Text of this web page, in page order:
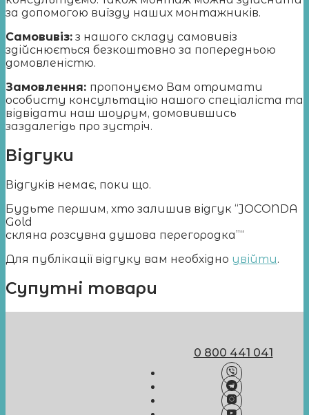
за допомогою виїзду наших монтажників.
Самовивіз: з нашого складу самовивіз
здійснюється безкоштовно за попередньою
домовленістю.
Замовлення: пропонуємо Вам отримати
особисту консультацію нашого спеціаліста та
відвідати наш шоурум, домовившись
заздалегідь про зустріч.
Відгуки
Відгуків немає, поки що.
Будьте першим, хто залишив відгук “JOCONDA
Gold
cкляна розсувна душова перегородка”“
Для публікації відгуку вам необхідно увійти.
Супутні товари
0 800 441 041